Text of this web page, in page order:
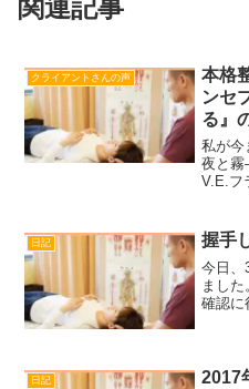
関連記事
クライアントさんの声
本格
ンセ
る』
私が今
夜と
V.E.フ
ありま
日記 握手
今日、
まし
確認に
階まで
日記
2017